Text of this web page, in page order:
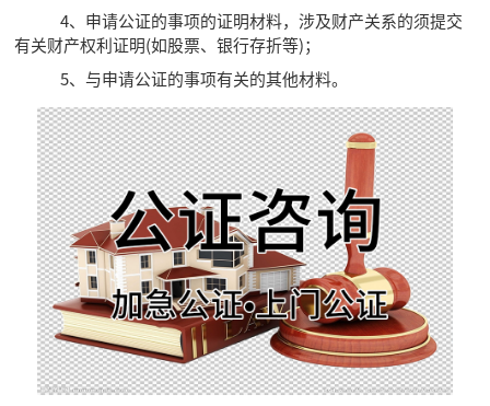
4、申请公证的事项的证明材料，涉及财产关系的须提交
有关财产权利证明(如股票、银行存折等)；
5、与申请公证的事项有关的其他材料。